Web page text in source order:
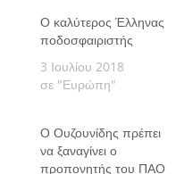
Ο καλύτερος Έλληνας
ποδοσφαιριστής
3 Ιουλίου 2018
σε "Ευρώπη"
Ο Ουζουνίδης πρέπει
να ξαναγίνει ο
προπονητής του ΠΑΟ